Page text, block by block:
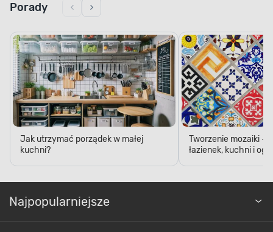
Porady
Jak utrzymać porządek w małej
kuchni?
Tworzenie mozaiki -
łazienek, kuchni i
Najpopularniejsze